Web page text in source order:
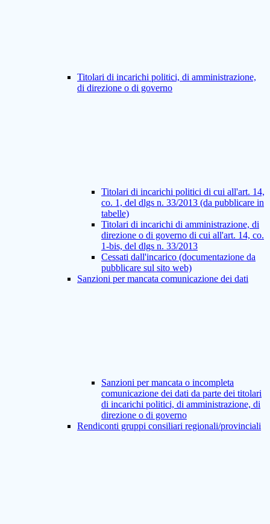
Titolari di incarichi politici, di amministrazione,
di direzione o di governo
Titolari di incarichi politici di cui all'art. 14,
co. 1, del dlgs n. 33/2013 (da pubblicare in
tabelle)
Titolari di incarichi di amministrazione, di
direzione o di governo di cui all'art. 14, co.
1-bis, del dlgs n. 33/2013
Cessati dall'incarico (documentazione da
pubblicare sul sito web)
Sanzioni per mancata comunicazione dei dati
Sanzioni per mancata o incompleta
comunicazione dei dati da parte dei titolari
di incarichi politici, di amministrazione, di
direzione o di governo
Rendiconti gruppi consiliari regionali/provinciali